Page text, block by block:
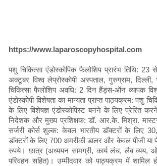
https://www.laparoscopyhospital.com
पशु चिकित्सा एंडोस्कोपिक फैलोशिप प्रारंभ तिथि:
अक्टूबर विश्व लेप्रोस्कोपी अस्पताल, गुरुग्राम, दिल्ली,
चिकित्सा फैलोशिप अवधि: 2 दिन हैंड्स-ऑन व्यापक
एंडोस्कोपी विशेषता का मान्यता प्राप्त पाठ्यक्रम: पशु
के लिए विशेषज्ञ एंडोस्कोपिस्ट बनने के लिए प्रेरित
निदेशक और मुख्य प्रशिक्षक: डॉ. आर.के. मिश्रा.
सर्जरी कोर्स शुल्क: केवल भारतीय डॉक्टरों के लिए
डॉक्टरों के लिए 700 अमरीकी डालर और केवल पीजी या
रुपये। छात्र (अध्ययन सामग्री, कार्य लंच, लैब व्यय,
परिवहन सहित)। उम्मीदवार को पाठ्यक्रम में